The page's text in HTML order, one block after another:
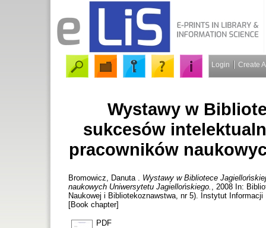
Login Create
Wystawy w
sukcesów
pracowników
Bromowicz, Danuta
Wystawy w Bibliotece
naukowych Uniwersytetu Jagiellońskiego.
, 2008 In:
Naukowej i Bibliotekoznawstwa, nr 5). Instytut
[Book chapter]
PDF